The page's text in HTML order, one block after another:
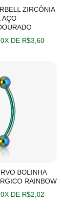
ZIRCÔNIA
AÇO
DE R$3,60
BOLINHA
RAINBOW
DE R$2,02